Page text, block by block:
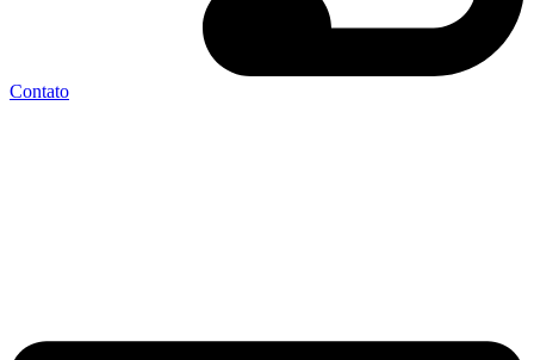
Contato